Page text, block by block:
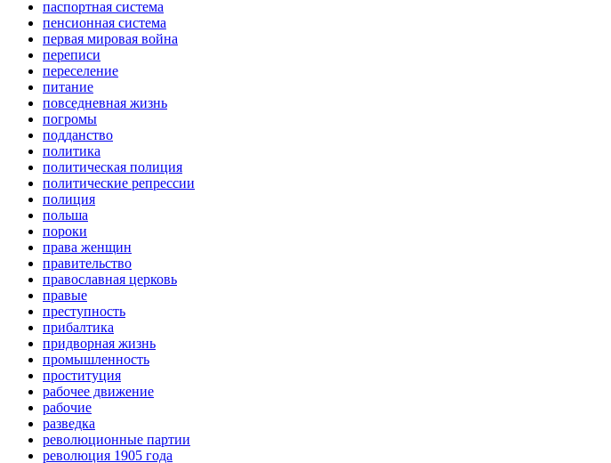
паспортная система
пенсионная система
первая мировая война
переписи
переселение
питание
повседневная жизнь
погромы
подданство
политика
политическая полиция
политические репрессии
полиция
польша
пороки
права женщин
правительство
православная церковь
правые
преступность
прибалтика
придворная жизнь
промышленность
проституция
рабочее движение
рабочие
разведка
революционные партии
революция 1905 года